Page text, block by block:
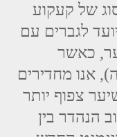
של קעקוע
לגברים עם
כאשר
אנו מחדירים
צפוף יותר
הנהדר בין